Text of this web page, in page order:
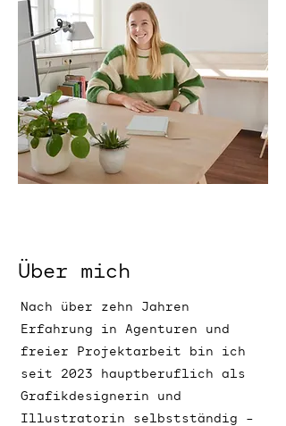
L
T
S
T
A
C
K
&
G
Ü
N
L
Über mich
Nach über zehn Jahren
Erfahrung in Agenturen und
freier Projektarbeit bin ich
seit 2023 hauptberuflich als
Grafikdesignerin und
Illustratorin selbstständig –